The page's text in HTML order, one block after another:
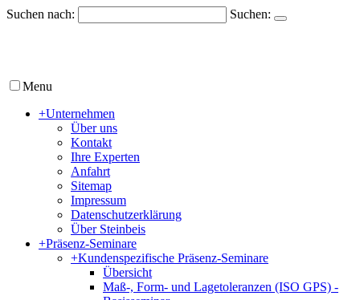
Suchen nach: Suchen:
Menu
+Unternehmen
Über uns
Kontakt
Ihre Experten
Anfahrt
Sitemap
Impressum
Datenschutzerklärung
Über Steinbeis
+Präsenz-Seminare
+Kundenspezifische Präsenz-Seminare
Übersicht
Maß-, Form- und Lagetoleranzen (ISO GPS) -